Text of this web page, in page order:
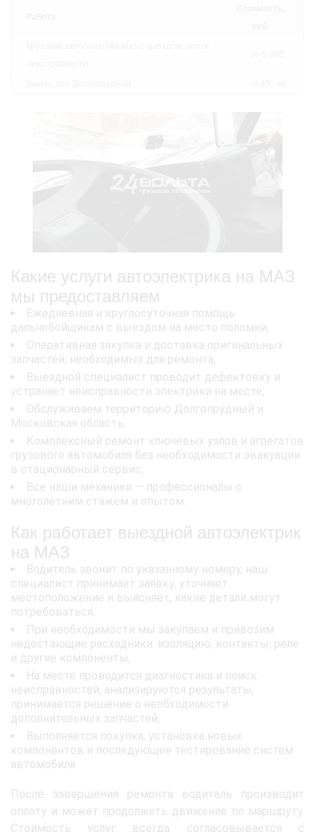
Какие услуги автоэлектрика на МАЗ
мы предоставляем
Ежедневная и круглосуточная помощь
дальнобойщикам с выездом на место поломки;
Оперативная закупка и доставка оригинальных
запчастей, необходимых для ремонта;
Выездной специалист проводит дефектовку и
устраняет неисправности электрики на месте;
Обслуживаем территорию Долгопрудный и
Московская область;
Комплексный ремонт ключевых узлов и агрегатов
грузового автомобиля без необходимости эвакуации
в стационарный сервис;
Все наши механики — профессионалы с
многолетним стажем и опытом.
Как работает выездной автоэлектрик
на МАЗ
Водитель звонит по указанному номеру, наш
специалист принимает заявку, уточняет
местоположение и выясняет, какие детали могут
потребоваться;
При необходимости мы закупаем и привозим
недостающие расходники: изоляцию, контакты, реле
и другие компоненты;
На месте проводится диагностика и поиск
неисправностей, анализируются результаты,
принимается решение о необходимости
дополнительных запчастей;
Выполняется покупка, установка новых
компонентов и последующее тестирование систем
автомобиля.
После завершения ремонта водитель производит
оплату и может продолжать движение по маршруту.
Стоимость услуг всегда согласовывается с